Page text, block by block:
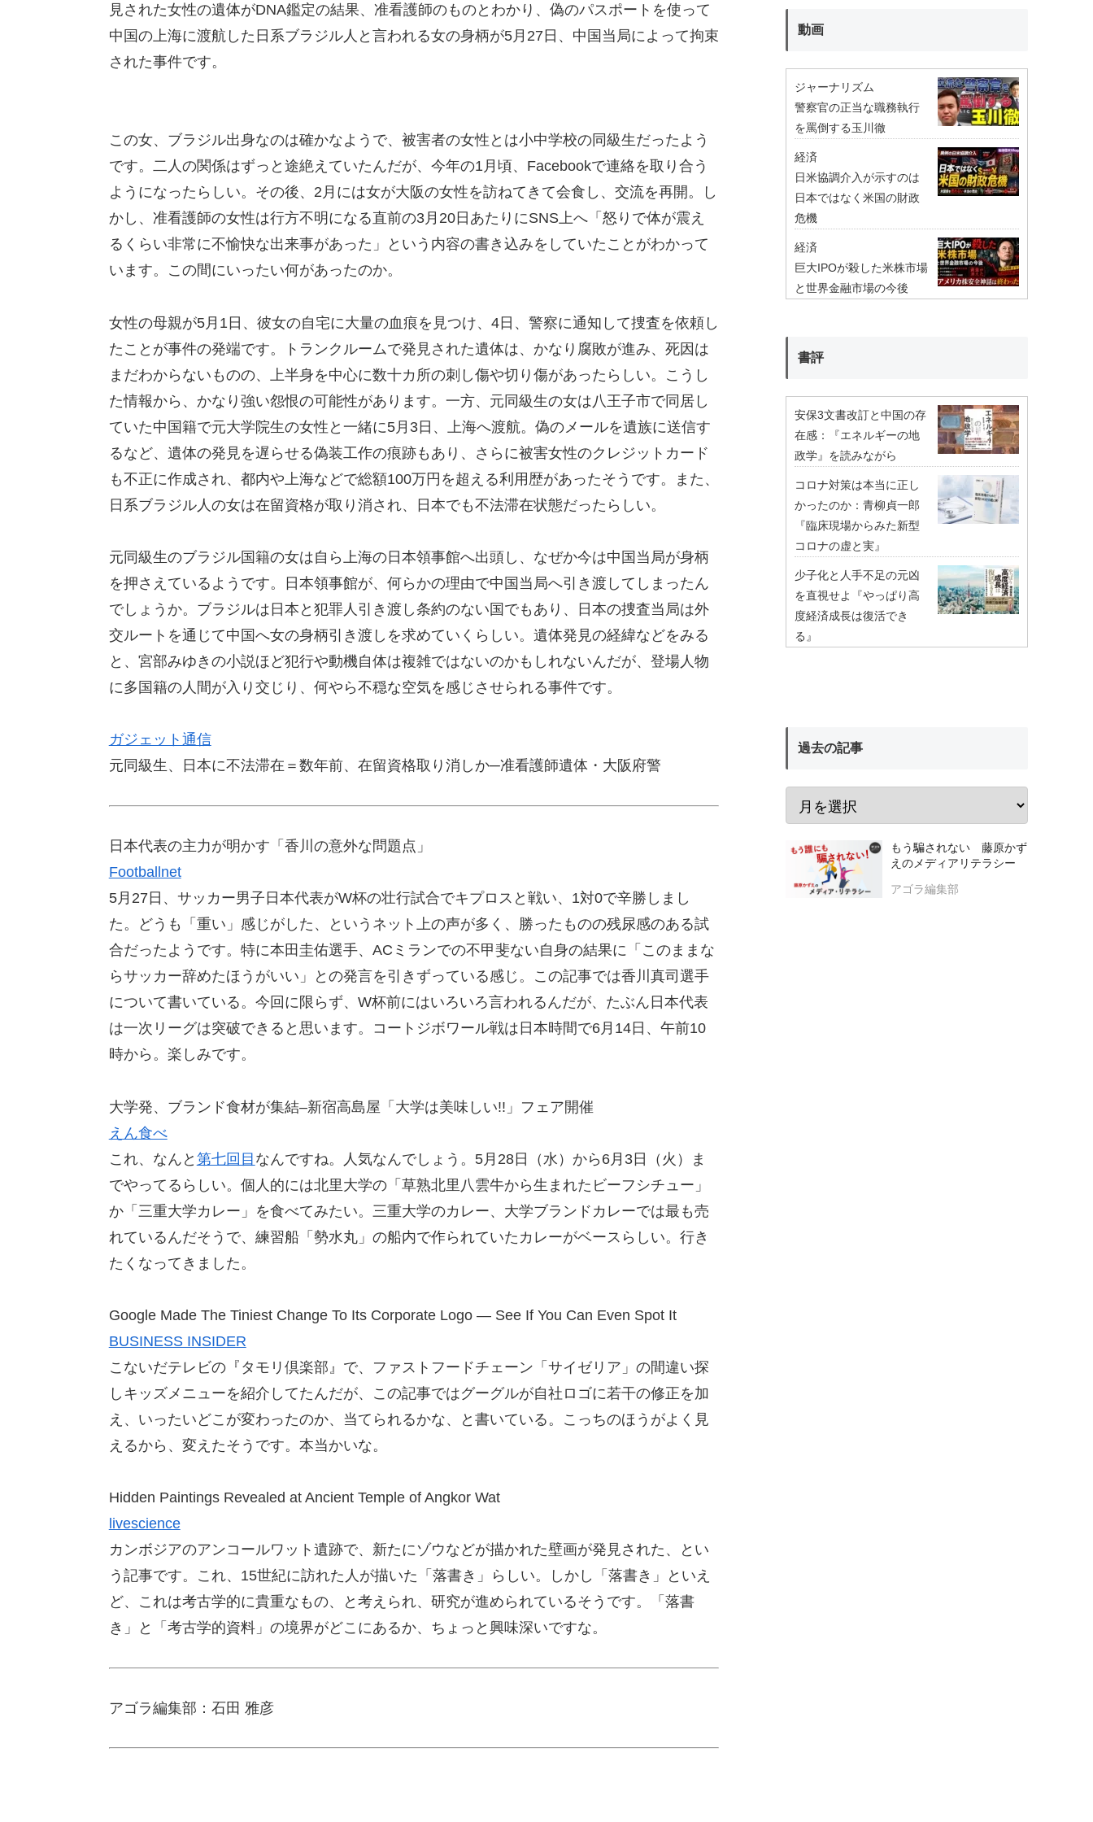
見された女性の遺体がDNA鑑定の結果、准看護師のものとわかり、偽のパスポートを使って
中国の上海に渡航した日系ブラジル人と言われる女の身柄が5月27日、中国当局によって拘束
された事件です。
この女、ブラジル出身なのは確かなようで、被害者の女性とは小中学校の同級生だったよう
です。二人の関係はずっと途絶えていたんだが、今年の1月頃、Facebookで連絡を取り合う
ようになったらしい。その後、2月には女が大阪の女性を訪ねてきて会食し、交流を再開。し
かし、准看護師の女性は行方不明になる直前の3月20日あたりにSNS上へ「怒りで体が震え
るくらい非常に不愉快な出来事があった」という内容の書き込みをしていたことがわかって
います。この間にいったい何があったのか。
女性の母親が5月1日、彼女の自宅に大量の血痕を見つけ、4日、警察に通知して捜査を依頼し
たことが事件の発端です。トランクルームで発見された遺体は、かなり腐敗が進み、死因は
まだわからないものの、上半身を中心に数十カ所の刺し傷や切り傷があったらしい。こうし
た情報から、かなり強い怨恨の可能性があります。一方、元同級生の女は八王子市で同居し
ていた中国籍で元大学院生の女性と一緒に5月3日、上海へ渡航。偽のメールを遺族に送信す
るなど、遺体の発見を遅らせる偽装工作の痕跡もあり、さらに被害女性のクレジットカード
も不正に作成され、都内や上海などで総額100万円を超える利用歴があったそうです。また、
日系ブラジル人の女は在留資格が取り消され、日本でも不法滞在状態だったらしい。
元同級生のブラジル国籍の女は自ら上海の日本領事館へ出頭し、なぜか今は中国当局が身柄
を押さえているようです。日本領事館が、何らかの理由で中国当局へ引き渡してしまったん
でしょうか。ブラジルは日本と犯罪人引き渡し条約のない国でもあり、日本の捜査当局は外
交ルートを通じて中国へ女の身柄引き渡しを求めていくらしい。遺体発見の経緯などをみる
と、宮部みゆきの小説ほど犯行や動機自体は複雑ではないのかもしれないんだが、登場人物
に多国籍の人間が入り交じり、何やら不穏な空気を感じさせられる事件です。
ガジェット通信
元同級生、日本に不法滞在＝数年前、在留資格取り消しか─准看護師遺体・大阪府警
日本代表の主力が明かす「香川の意外な問題点」
Footballnet
5月27日、サッカー男子日本代表がW杯の壮行試合でキプロスと戦い、1対0で辛勝しまし
た。どうも「重い」感じがした、というネット上の声が多く、勝ったものの残尿感のある試
合だったようです。特に本田圭佑選手、ACミランでの不甲斐ない自身の結果に「このままな
らサッカー辞めたほうがいい」との発言を引きずっている感じ。この記事では香川真司選手
について書いている。今回に限らず、W杯前にはいろいろ言われるんだが、たぶん日本代表
は一次リーグは突破できると思います。コートジボワール戦は日本時間で6月14日、午前10
時から。楽しみです。
大学発、ブランド食材が集結–新宿高島屋「大学は美味しい!!」フェア開催
えん食べ
これ、なんと 第七回目 なんですね。人気なんでしょう。5月28日（水）から6月3日（火）ま
でやってるらしい。個人的には北里大学の「草熟北里八雲牛から生まれたビーフシチュー」
か「三重大学カレー」を食べてみたい。三重大学のカレー、大学ブランドカレーでは最も売
れているんだそうで、練習船「勢水丸」の船内で作られていたカレーがベースらしい。行き
たくなってきました。
Google Made The Tiniest Change To Its Corporate Logo — See If You Can Even Spot It
BUSINESS INSIDER
こないだテレビの『タモリ倶楽部』で、ファストフードチェーン「サイゼリア」の間違い探
しキッズメニューを紹介してたんだが、この記事ではグーグルが自社ロゴに若干の修正を加
え、いったいどこが変わったのか、当てられるかな、と書いている。こっちのほうがよく見
えるから、変えたそうです。本当かいな。
Hidden Paintings Revealed at Ancient Temple of Angkor Wat
livescience
カンボジアのアンコールワット遺跡で、新たにゾウなどが描かれた壁画が発見された、とい
う記事です。これ、15世紀に訪れた人が描いた「落書き」らしい。しかし「落書き」といえ
ど、これは考古学的に貴重なもの、と考えられ、研究が進められているそうです。「落書
き」と「考古学的資料」の境界がどこにあるか、ちょっと興味深いですな。
アゴラ編集部：石田 雅彦
動画
ジャーナリズム
警察官の正当な職務執行
を罵倒する玉川徹
経済
日米協調介入が示すのは
日本ではなく米国の財政
危機
経済
巨大IPOが殺した米株市場
と世界金融市場の今後
書評
安保3文書改訂と中国の存
在感：『エネルギーの地
政学』を読みながら
コロナ対策は本当に正し
かったのか：青柳貞一郎
『臨床現場からみた新型
コロナの虚と実』
少子化と人手不足の元凶
を直視せよ『やっぱり高
度経済成長は復活でき
る』
過去の記事
もう騙されない 藤原かず
えのメディアリテラシー
アゴラ編集部